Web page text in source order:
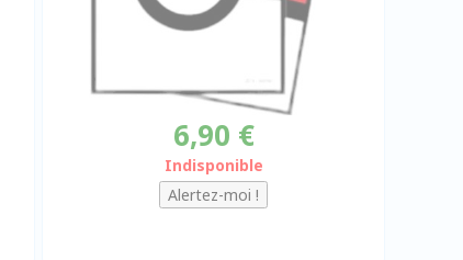
6,90 €
Indisponible